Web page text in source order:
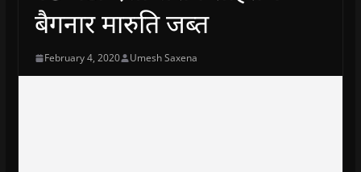
बैगनार मारुति जब्त
February 4, 2020 Umesh Saxena